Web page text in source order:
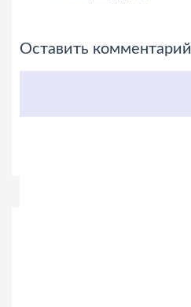
Оставить комментарий